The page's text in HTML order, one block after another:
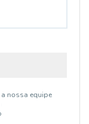
nossa equipe